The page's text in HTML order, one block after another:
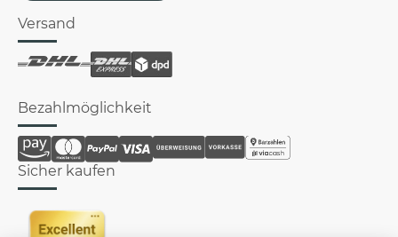
Versand
Bezahlmöglichkeit
Sicher kaufen